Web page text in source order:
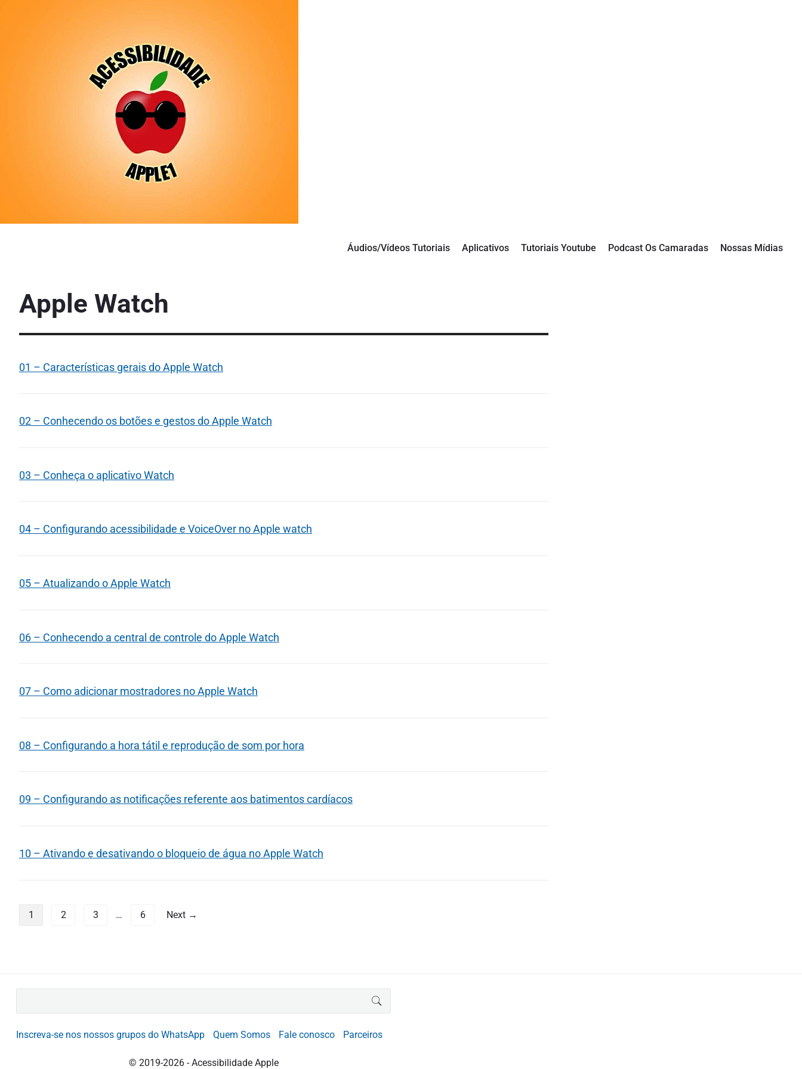
Áudios/Vídeos Tutoriais Aplicativos Tutoriais Youtube Podcast Os Camaradas Nossas Mídias
Apple Watch
01 – Características gerais do Apple Watch
02 – Conhecendo os botões e gestos do Apple Watch
03 – Conheça o aplicativo Watch
04 – Configurando acessibilidade e VoiceOver no Apple watch
05 – Atualizando o Apple Watch
06 – Conhecendo a central de controle do Apple Watch
07 – Como adicionar mostradores no Apple Watch
08 – Configurando a hora tátil e reprodução de som por hora
09 – Configurando as notificações referente aos batimentos cardíacos
10 – Ativando e desativando o bloqueio de água no Apple Watch
P1 2 3 … 6 Next →
c
BUSCAR
Inscreva-se nos nossos grupos do WhatsApp Quem Somos Fale conosco Parceiros
© 2019-2026 - Acessibilidade Apple